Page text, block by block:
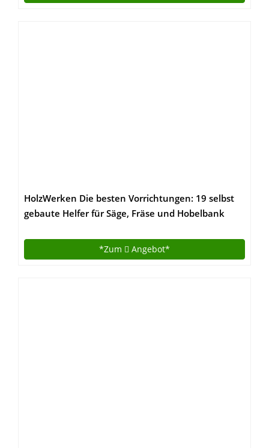
HolzWerken Die besten Vorrichtungen: 19 selbst
gebaute Helfer für Säge, Fräse und Hobelbank
*Zum Angebot*